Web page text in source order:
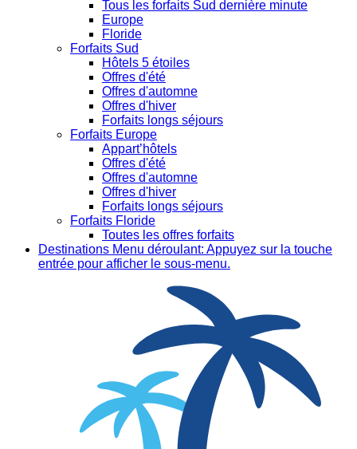
Tous les forfaits Sud dernière minute
Europe
Floride
Forfaits Sud
Hôtels 5 étoiles
Offres d'été
Offres d'automne
Offres d'hiver
Forfaits longs séjours
Forfaits Europe
Appart’hôtels
Offres d'été
Offres d'automne
Offres d'hiver
Forfaits longs séjours
Forfaits Floride
Toutes les offres forfaits
Destinations Menu déroulant: Appuyez sur la touche
entrée pour afficher le sous-menu.